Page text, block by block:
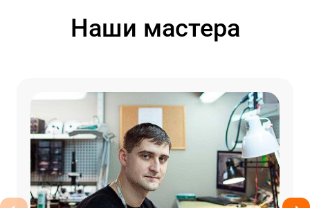
Наши мастера